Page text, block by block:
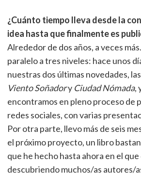
¿Cuánto tiempo lleva desde la
idea hasta que finalmente es
Alrededor de dos años, a veces
paralelo a tres niveles: hace unos
nuestras dos últimas novedades,
Viento Soñadory Ciudad Nómada,
encontramos en pleno proceso de
redes sociales, con varias
Por otra parte, llevo más de seis
el próximo proyecto, un libro
que he hecho hasta ahora en el
descubriendo muchos/as autores/